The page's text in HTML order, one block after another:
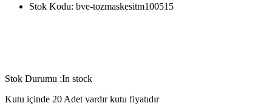
Stok Kodu: bve-tozmaskesitm100515
Stok Durumu :In stock
Kutu içinde 20 Adet vardır kutu fiyatıdır